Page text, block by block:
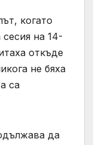
когато
на 14-
откъде
не бяха
са
да